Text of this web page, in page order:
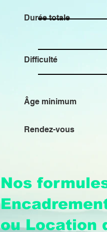
Durée totale
Difficulté
Âge minimum
Rendez-vous
Nos
ou Location